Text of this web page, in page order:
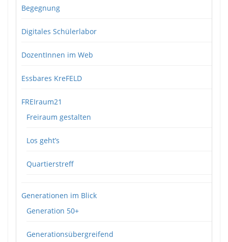
Begegnung
Digitales Schülerlabor
DozentInnen im Web
Essbares KreFELD
FREIraum21
Freiraum gestalten
Los geht’s
Quartierstreff
Generationen im Blick
Generation 50+
Generationsübergreifend